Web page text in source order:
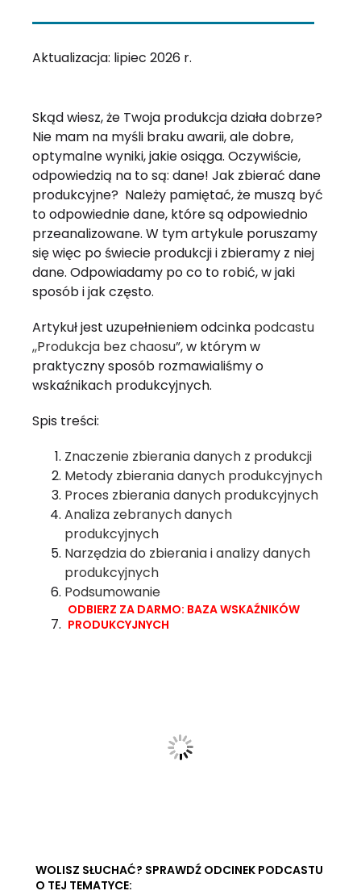
Aktualizacja: lipiec 2026 r.
Skąd wiesz, że Twoja produkcja działa dobrze?
Nie mam na myśli braku awarii, ale dobre,
optymalne wyniki, jakie osiąga. Oczywiście,
odpowiedzią na to są: dane! Jak zbierać dane
produkcyjne? Należy pamiętać, że muszą być
to odpowiednie dane, które są odpowiednio
przeanalizowane. W tym artykule poruszamy
się więc po świecie produkcji i zbieramy z niej
dane. Odpowiadamy po co to robić, w jaki
sposób i jak często.
Artykuł jest uzupełnieniem odcinka podcastu
,,Produkcja bez chaosu”, w którym w
praktyczny sposób rozmawialiśmy o
wskaźnikach produkcyjnych.
Spis treści:
Znaczenie zbierania danych z produkcji
Metody zbierania danych produkcyjnych
Proces zbierania danych produkcyjnych
Analiza zebranych danych
produkcyjnych
Narzędzia do zbierania i analizy danych
produkcyjnych
Podsumowanie
ODBIERZ ZA DARMO: BAZA WSKAŹNIKÓW
PRODUKCYJNYCH
WOLISZ SŁUCHAĆ? SPRAWDŹ ODCINEK PODCASTU
O TEJ TEMATYCE: